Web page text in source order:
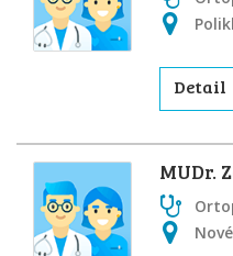
Detail
MUDr.